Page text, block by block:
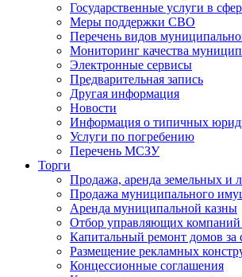
Государственные услуги в
Меры поддержки СВО
Перечень видов
Мониторинг качества
Электронные сервисы
Предварительная запись
Другая информация
Новости
Информация о типичных
Услуги по погребению
Перечень МСЗУ
Торги
Продажа, аренда земельных и
Продажа муниципального
Аренда муниципальной казны
Отбор управляющих
Капитальный ремонт домов
Размещение рекламных
Концессионные соглашения